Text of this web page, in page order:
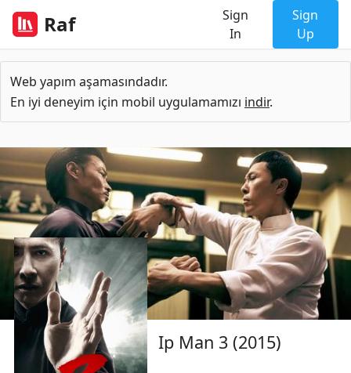
Raf
Sign
In
Sign
Up
Web yapım aşamasındadır.
En iyi deneyim için mobil uygulamamızı indir.
Ip Man 3 (2015)